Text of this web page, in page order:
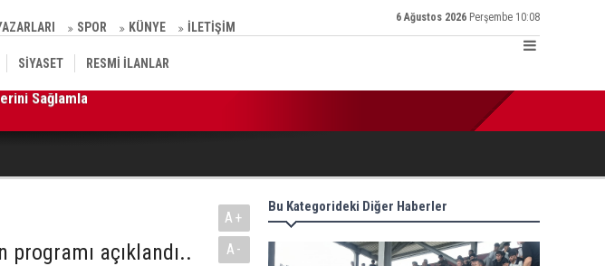
SPOR KÜNYE İLETİŞİM
6 Ağustos 2026 Perşembe 10:08
SİYASET RESMİ İLANLAR
Sağlamlaştıracak”
10:25 | Türkiye Kamu-Sen İl Temsilcisi Ertaş: ‘Enflasyon hesabı
programı açıklandı..
A+
A-
Bu Kategorideki Diğer Haberler